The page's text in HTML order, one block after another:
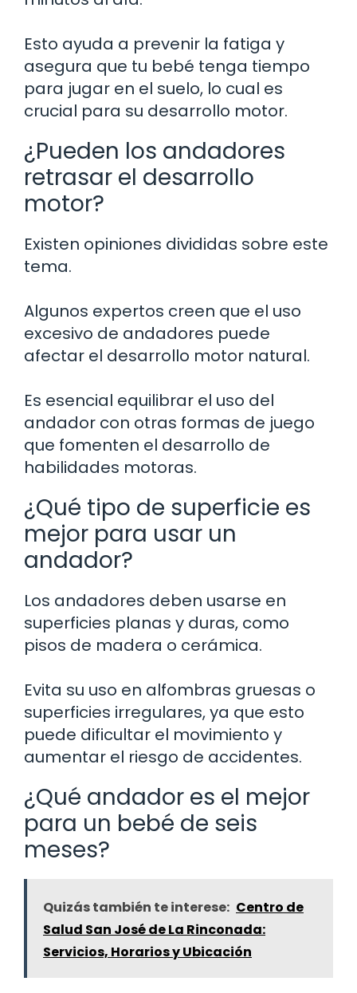
Esto ayuda a prevenir la fatiga y
asegura que tu bebé tenga tiempo
para jugar en el suelo, lo cual es
crucial para su desarrollo motor.
¿Pueden los andadores
retrasar el desarrollo
motor?
Existen opiniones divididas sobre este
tema.
Algunos expertos creen que el uso
excesivo de andadores puede
afectar el desarrollo motor natural.
Es esencial equilibrar el uso del
andador con otras formas de juego
que fomenten el desarrollo de
habilidades motoras.
¿Qué tipo de superficie es
mejor para usar un
andador?
Los andadores deben usarse en
superficies planas y duras, como
pisos de madera o cerámica.
Evita su uso en alfombras gruesas o
superficies irregulares, ya que esto
puede dificultar el movimiento y
aumentar el riesgo de accidentes.
¿Qué andador es el mejor
para un bebé de seis
meses?
Quizás también te interese: Centro de
Salud San José de La Rinconada:
Servicios, Horarios y Ubicación